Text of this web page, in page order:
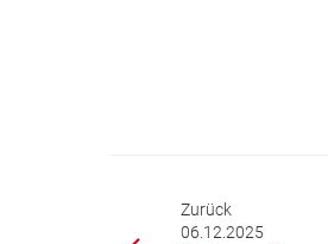
Zurück
06.12.2025